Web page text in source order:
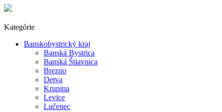
Kategórie
Banskobystrický kraj
Banská Bystrica
Banská Štiavnica
Brezno
Detva
Krupina
Levice
Lučenec